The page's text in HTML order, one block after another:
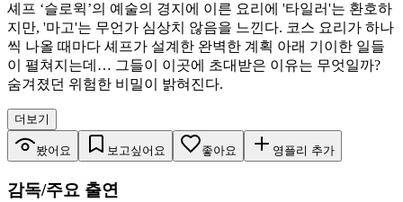
셰프 ‘슬로윅’의 예술의 경지에 이른 요리에 '타일러'는 환호하
지만, '마고'는 무언가 심상치 않음을 느낀다. 코스 요리가 하나
씩 나올 때마다 셰프가 설계한 완벽한 계획 아래 기이한 일들
이 펼쳐지는데… 그들이 이곳에 초대받은 이유는 무엇일까?
숨겨졌던 위험한 비밀이 밝혀진다.
더보기
봤어요 보고싶어요 좋아요 영플리 추가
감독/주요 출연